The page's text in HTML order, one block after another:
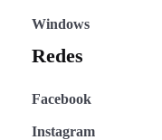
Windows
Redes
Facebook
Instagram